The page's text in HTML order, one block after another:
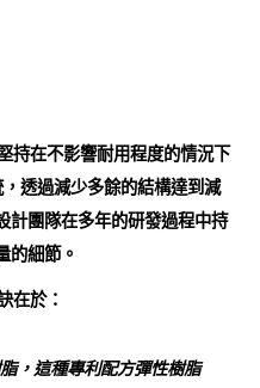
在不影響耐用程度的情況下
透過減少多餘的結構達到減
計團隊在多年的研發過程中持
的細節。
在於：
，這種專利配方彈性樹脂